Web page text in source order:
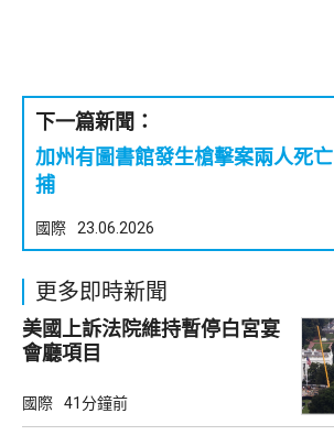
下一篇新聞：
加州有圖書館發生槍擊案兩人死亡 槍手被
捕
國際 23.06.2026
更多即時新聞
美國上訴法院維持暫停白宮宴
會廳項目
國際 41分鐘前